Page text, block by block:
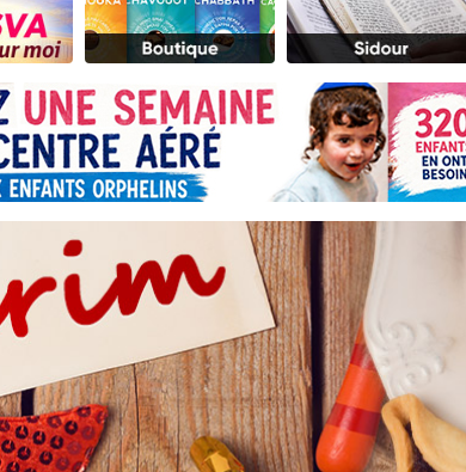
places pour étudier en groupe sur Zoom
viennent de nous rejoindre sur WhatsApp
viennent de demander une bénédiction
places pour étudier en groupe sur Zoom
viennent de nous rejoindre sur WhatsApp
viennent de nous rejoindre sur WhatsApp
viennent de faire un don pour Reloger Rivka, 6 enfants,
viennent de faire un don pour 1 Journée de Vacances Pour les
viennent de demander une bénédiction
viennent de nous rejoindre sur WhatsApp
49 places pour étudier en groupe sur Zoom
donner son Maasser
son Maasser